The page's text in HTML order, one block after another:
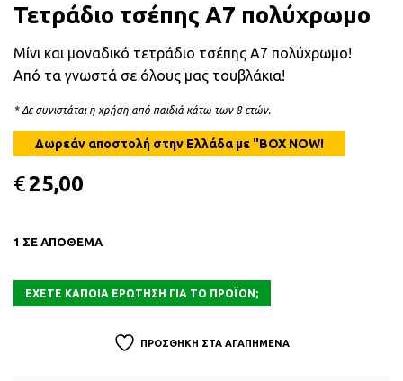
Τετράδιο τσέπης Α7 πολύχρωμο
Μίνι και μοναδικό τετράδιο τσέπης Α7 πολύχρωμο!
Από τα γνωστά σε όλους μας τουβλάκια!
* Δε συνιστάται η χρήση από παιδιά κάτω των 8 ετών.
€25,00
1 ΣΕ ΑΠΟΘΕΜΑ
ΠΡΟΣΘΗΚΗ ΣΤΑ ΑΓΑΠΗΜΕΝΑ